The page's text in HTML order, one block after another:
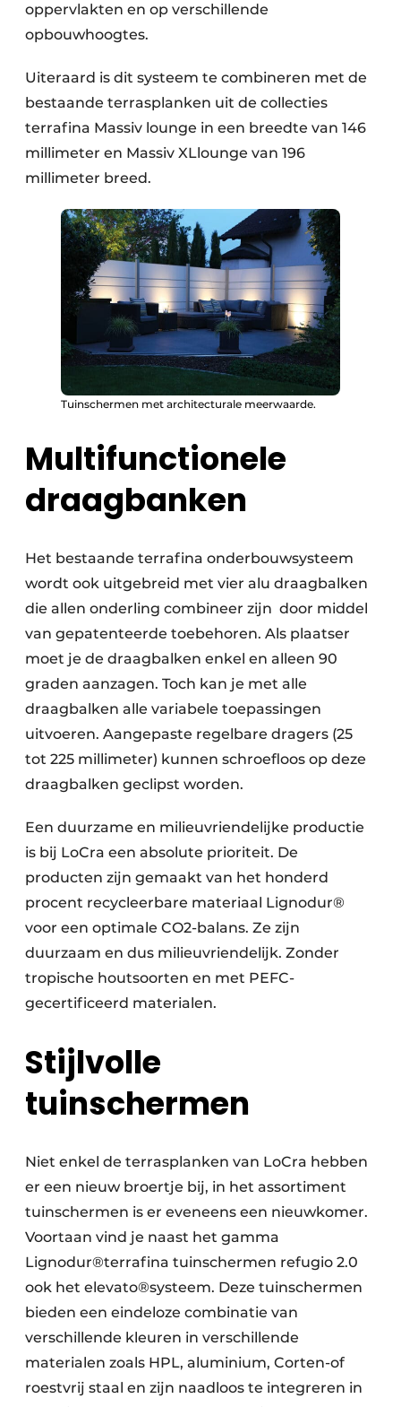
oppervlakten en op verschillende
opbouwhoogtes.
Uiteraard is dit systeem te combineren met de
bestaande terrasplanken uit de collecties
terrafina Massiv lounge in een breedte van 146
millimeter en Massiv XLlounge van 196
millimeter breed.
Tuinschermen met architecturale meerwaarde.
Multifunctionele
draagbanken
Het bestaande terrafina onderbouwsysteem
wordt ook uitgebreid met vier alu draagbalken
die allen onderling combineer zijn door middel
van gepatenteerde toebehoren. Als plaatser
moet je de draagbalken enkel en alleen 90
graden aanzagen. Toch kan je met alle
draagbalken alle variabele toepassingen
uitvoeren. Aangepaste regelbare dragers (25
tot 225 millimeter) kunnen schroefloos op deze
draagbalken geclipst worden.
Een duurzame en milieuvriendelijke productie
is bij LoCra een absolute prioriteit. De
producten zijn gemaakt van het honderd
procent recycleerbare materiaal Lignodur®
voor een optimale CO2-balans. Ze zijn
duurzaam en dus milieuvriendelijk. Zonder
tropische houtsoorten en met PEFC-
gecertificeerd materialen.
Stijlvolle
tuinschermen
Niet enkel de terrasplanken van LoCra hebben
er een nieuw broertje bij, in het assortiment
tuinschermen is er eveneens een nieuwkomer.
Voortaan vind je naast het gamma
Lignodur®terrafina tuinschermen refugio 2.0
ook het elevato®systeem. Deze tuinschermen
bieden een eindeloze combinatie van
verschillende kleuren in verschillende
materialen zoals HPL, aluminium, Corten-of
roestvrij staal en zijn naadloos te integreren in